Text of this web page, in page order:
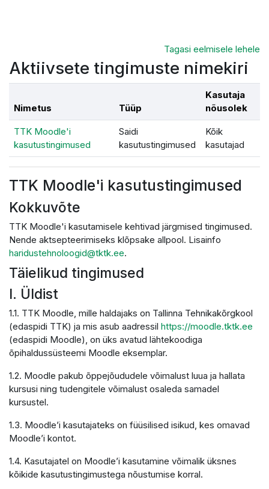
Tagasi eelmisele lehele
Aktiivsete tingimuste nimekiri
Nimetus Tüüp
Kasutaja
nõusolek
TTK Moodle'i
kasutustingimused
Saidi
kasutustingimused
Kõik
kasutajad
TTK Moodle'i kasutustingimused
Kokkuvõte
TTK Moodle'i kasutamisele kehtivad järgmised tingimused.
Nende aktsepteerimiseks klõpsake allpool. Lisainfo
haridustehnoloogid@tktk.ee.
Täielikud tingimused
I. Üldist
1.1. TTK Moodle, mille haldajaks on Tallinna Tehnikakõrgkool
(edaspidi TTK) ja mis asub aadressil https://moodle.tktk.ee
(edaspidi Moodle), on üks avatud lähtekoodiga
õpihaldussüsteemi Moodle eksemplar.
1.2. Moodle pakub õppejõududele võimalust luua ja hallata
kursusi ning tudengitele võimalust osaleda samadel
kursustel.
1.3. Moodle’i kasutajateks on füüsilised isikud, kes omavad
Moodle’i kontot.
1.4. Kasutajatel on Moodle’i kasutamine võimalik üksnes
kõikide kasutustingimustega nõustumise korral.